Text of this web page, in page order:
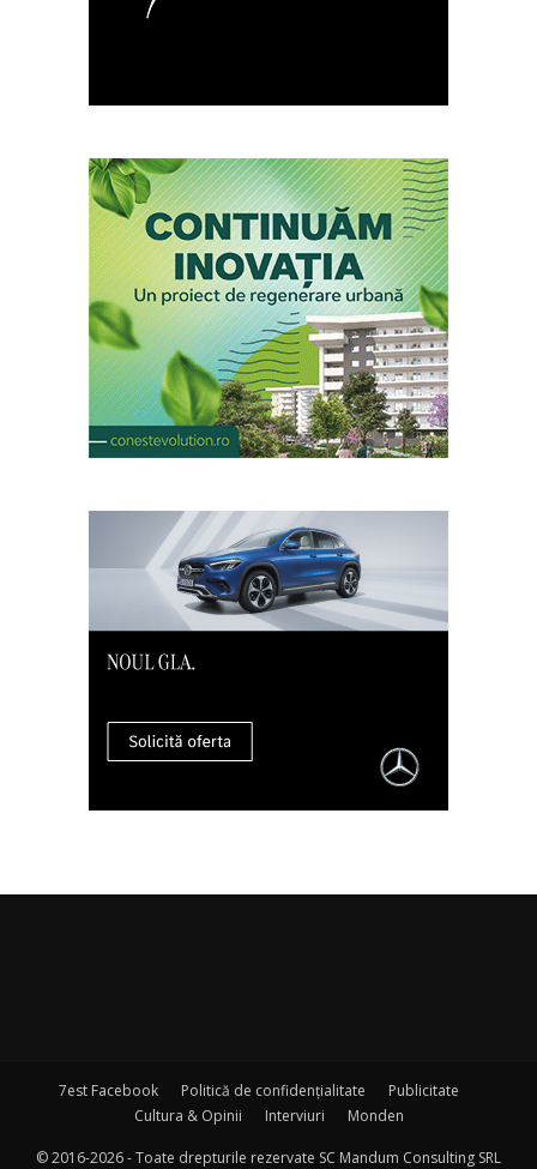
7est Facebook Politică de confidențialitate
Publicitate
Cultura & Opinii
Interviuri Monden
© 2016-2026 - Toate drepturile rezervate SC Mandum Consulting SRL